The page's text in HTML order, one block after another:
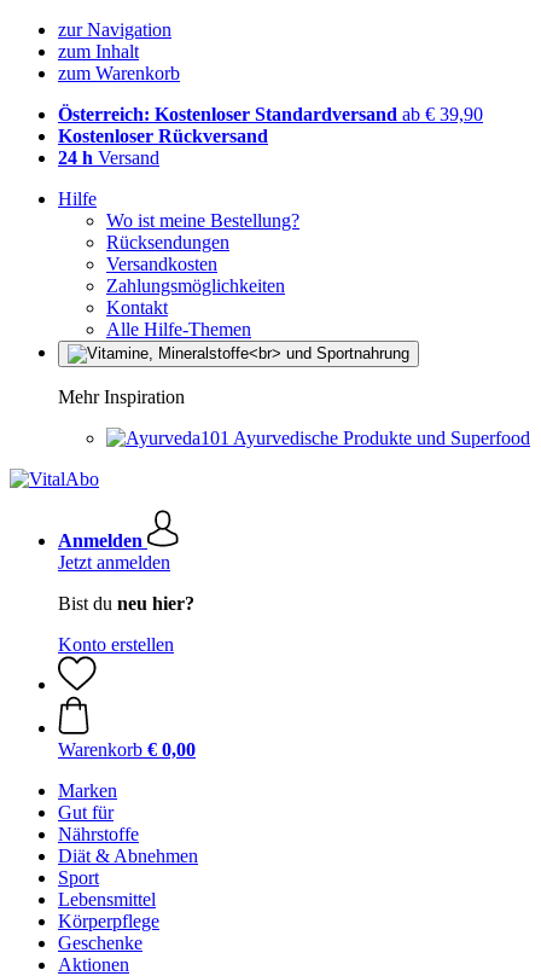
zur Navigation
zum Inhalt
zum Warenkorb
Österreich: Kostenloser Standardversand ab € 39,90
Kostenloser Rückversand
24 h Versand
Hilfe
Wo ist meine Bestellung?
Rücksendungen
Versandkosten
Zahlungsmöglichkeiten
Kontakt
Alle Hilfe-Themen
Mehr Inspiration
Ayurvedische Produkte und Superfood
Anmelden
Jetzt anmelden
Bist du neu hier?
Konto erstellen
Warenkorb € 0,00
Marken
Gut für
Nährstoffe
Diät & Abnehmen
Sport
Lebensmittel
Körperpflege
Geschenke
Aktionen